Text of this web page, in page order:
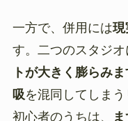
一方で、併用には現
す。二つのスタジオ
トが大きく膨らみま
吸を混同してしまう
初心者のうちは、